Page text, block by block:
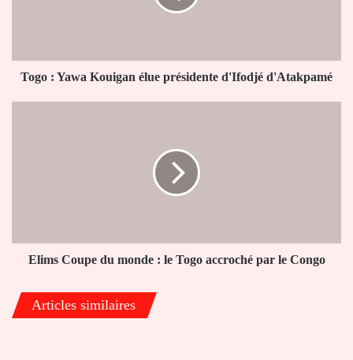
Togo : Yawa Kouigan élue présidente d'Ifodjé d'Atakpamé
par
Elims Coupe du monde : le Togo accroché par le Congo
Articles similaires